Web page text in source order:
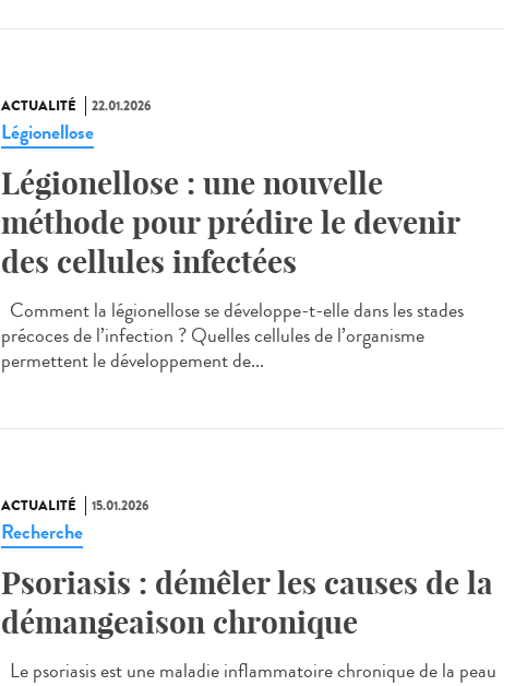
ACTUALITÉ 22.01.2026
Légionellose
Légionellose : une nouvelle
méthode pour prédire le devenir
des cellules infectées
Comment la légionellose se développe-t-elle dans les stades
précoces de l’infection ? Quelles cellules de l’organisme
permettent le développement de...
ACTUALITÉ 15.01.2026
Recherche
Psoriasis : démêler les causes de la
démangeaison chronique
Le psoriasis est une maladie inflammatoire chronique de la peau